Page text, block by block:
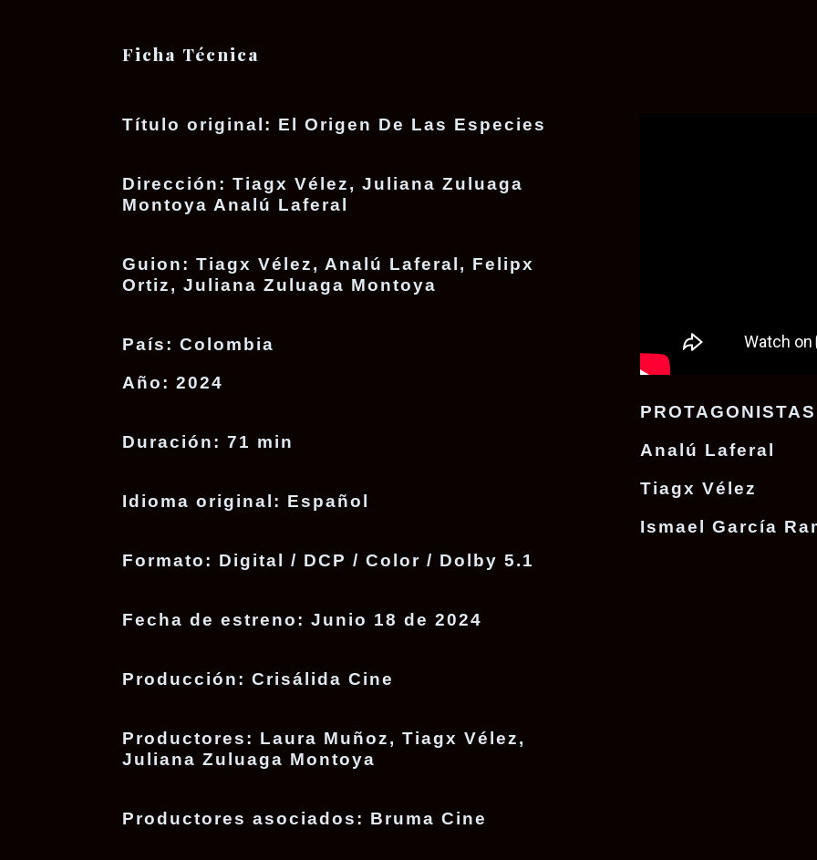
Ficha Técnica
Título original: El Origen De Las Especies
Dirección: Tiagx Vélez, Juliana Zuluaga
Montoya Analú Laferal
Guion: Tiagx Vélez, Analú Laferal, Felipx
Ortiz, Juliana Zuluaga Montoya
País: Colombia
Año: 2024
Duración: 71 min
Idioma original: Español
Formato: Digital / DCP / Color / Dolby 5.1
Fecha de estreno: Junio 18 de 2024
Producción: Crisálida Cine
Productores: Laura Muñoz, Tiagx Vélez,
Juliana Zuluaga Montoya
Productores asociados: Bruma Cine
PROTAGONISTAS
Analú Laferal
Tiagx Vélez
Ismael García